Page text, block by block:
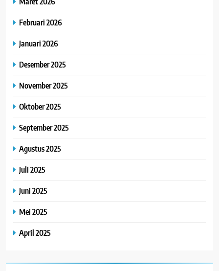
Februari 2026
Januari 2026
Desember 2025
November 2025
Oktober 2025
September 2025
Agustus 2025
Juli 2025
Juni 2025
Mei 2025
April 2025